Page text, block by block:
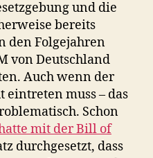
und die
bereits
den Folgejahren
von Deutschland
Auch wenn der
eintreten muss – das
Schon
mit der Bill of
durchgesetzt, dass